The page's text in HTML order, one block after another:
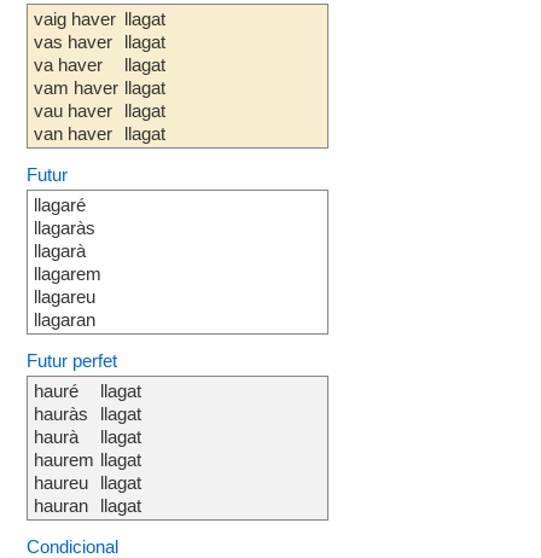
vaig haver
vas haver
va haver
vam haver
vau haver
van haver
llagat
llagat
llagat
llagat
llagat
llagat
Futur
llagaré
llagaràs
llagarà
llagarem
llagareu
llagaran
Futur perfet
hauré
hauràs
haurà
haurem
haureu
hauran
llagat
llagat
llagat
llagat
llagat
llagat
Condicional